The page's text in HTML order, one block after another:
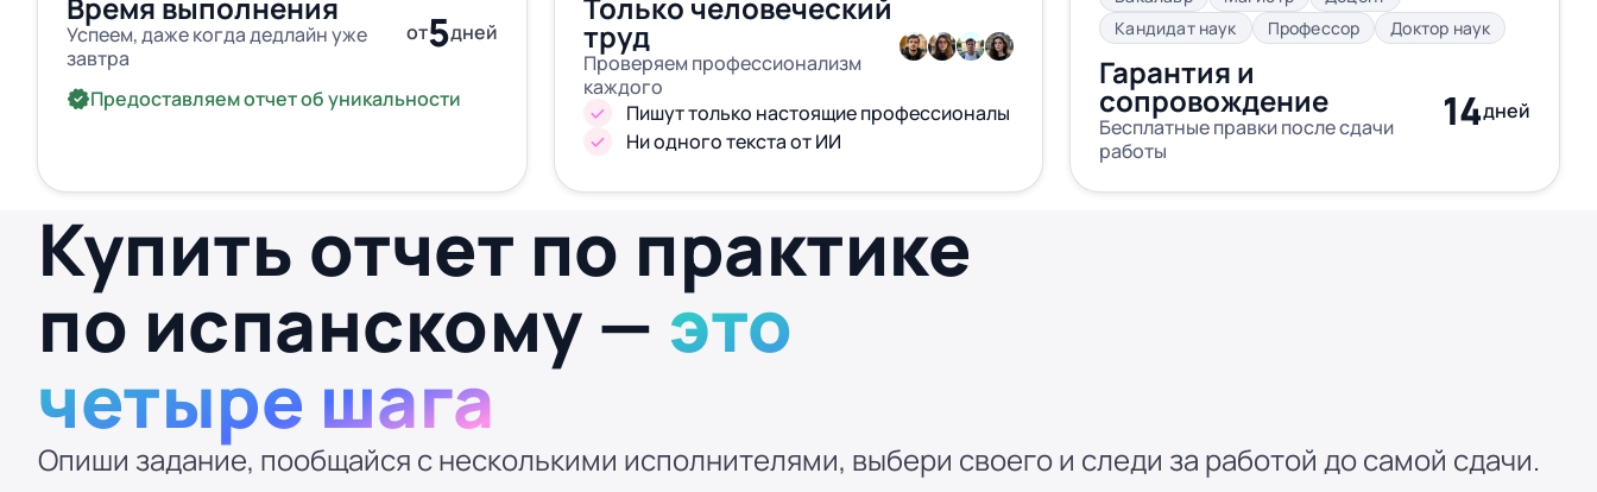
Успеем, даже когда дедлайн уже
завтра
от5дней
Предоставляем отчет об уникальности
труд
Проверяем профессионализм
каждого
Пишут только настоящие профессионалы
Ни одного текста от ИИ
Кандидат наук
Профессор Доктор наук
Гарантия и
сопровождение
Бесплатные правки после сдачи
работы
14дней
Купить отчет по практике
по испанскому — это
четыре шага
Опиши задание, пообщайся с несколькими исполнителями, выбери своего и следи за работой до самой сдачи.